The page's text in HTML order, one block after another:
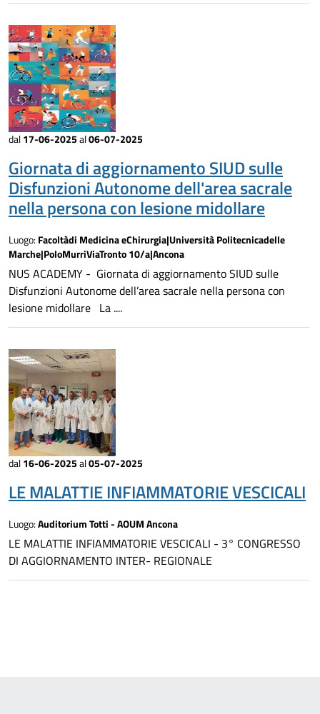
dal 17-06-2025 al06-07-2025
Giornata di aggiornamento SIUD sulle
Disfunzioni Autonome dell'area sacrale
nella persona con lesione midollare
Luogo: Facoltàdi Medicina eChirurgia|Università Politecnicadelle
Marche|PoloMurriViaTronto 10/a|Ancona
NUS ACADEMY - Giornata di aggiornamento SIUD sulle
Disfunzioni Autonome dell’area sacrale nella persona con
lesione midollare La ....
dal 16-06-2025 al05-07-2025
LE MALATTIE INFIAMMATORIE VESCICALI
Luogo:Auditorium Totti - AOUM Ancona
LE MALATTIE INFIAMMATORIE VESCICALI - 3° CONGRESSO
DI AGGIORNAMENTO INTER- REGIONALE